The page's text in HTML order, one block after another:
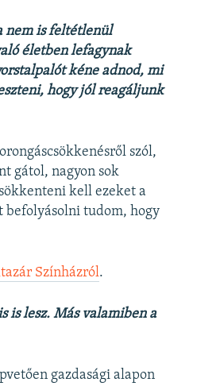
nem is feltétlenül
életben lefagynak
kéne adnod, mi
hogy jól reagáljunk
szól,
gátol, nagyon sok
kell ezeket a
tudom, hogy
Színházról.
is lesz. Más valamiben a
gazdasági alapon